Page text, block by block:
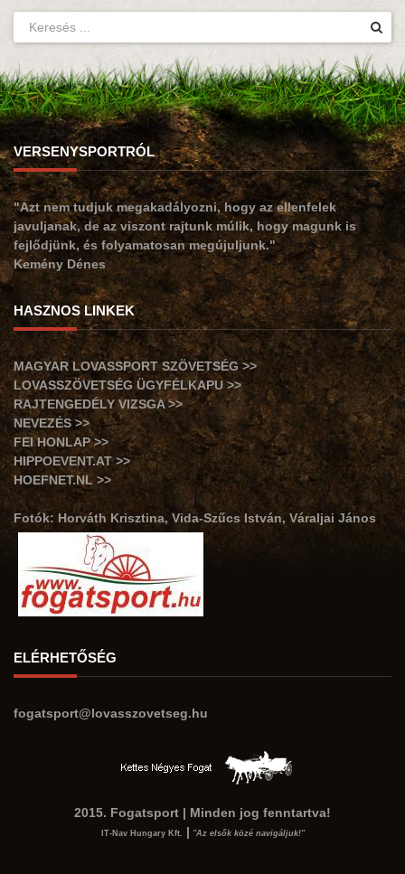
VERSENYSPORTRÓL
"Azt nem tudjuk megakadályozni, hogy az ellenfelek
javuljanak, de az viszont rajtunk múlik, hogy magunk is
fejlődjünk, és folyamatosan megújuljunk."
Kemény Dénes
HASZNOS LINKEK
MAGYAR LOVASSPORT SZÖVETSÉG >>
LOVASSZÖVETSÉG ÜGYFÉLKAPU >>
RAJTENGEDÉLY VIZSGA >>
NEVEZÉS >>
FEI HONLAP >>
HIPPOEVENT.AT >>
HOEFNET.NL >>
Fotók: Horváth Krisztina, Vida-Szűcs István, Váraljai János
ELÉRHETŐSÉG
fogatsport@lovasszovetseg.hu
2015. Fogatsport | Minden jog fenntartva!
IT-Nav Hungary Kft. | "Az elsők közé navigáljuk!"